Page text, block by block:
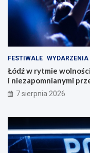
FESTIWALE WYDARZENIA
Łódź w rytmie
i niezapomnianymi
7 sierpnia 2026